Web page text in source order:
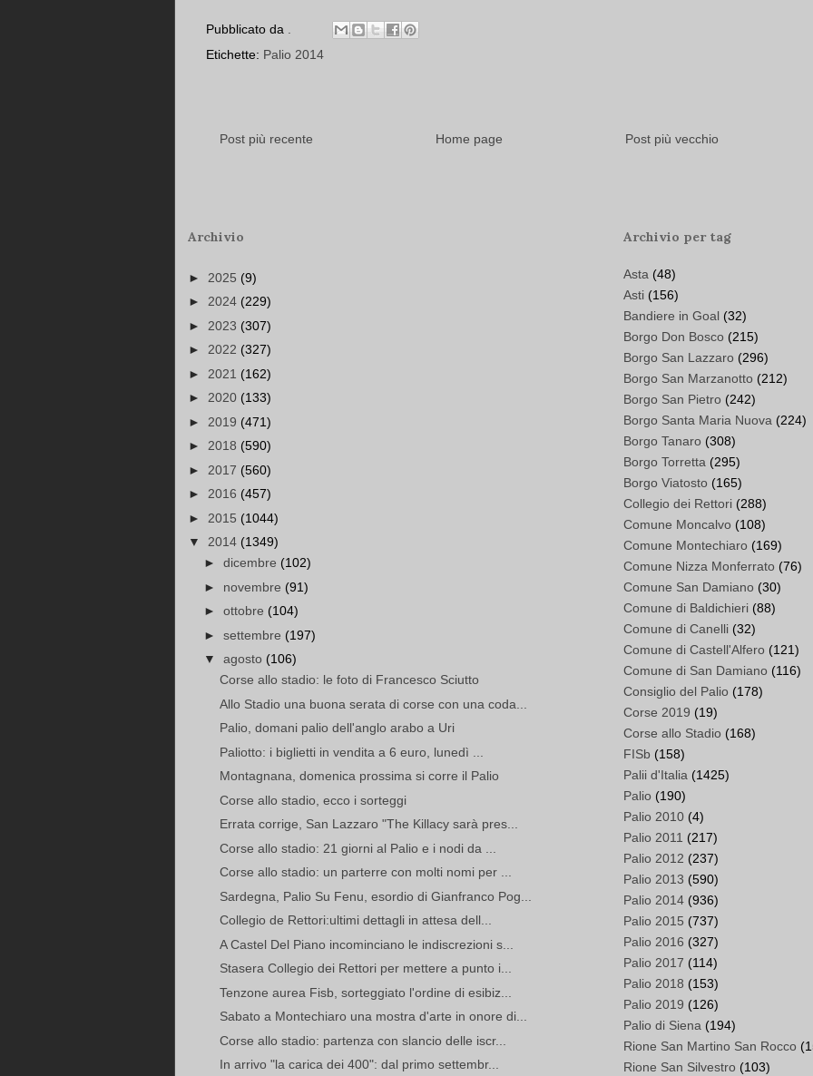
Pubblicato da
Etichette: Palio 2014
Post più recente Post più vecchio
Home page
Archivio
► 2025 (9)
► 2024 (229)
► 2023 (307)
► 2022 (327)
► 2021 (162)
► 2020 (133)
► 2019 (471)
► 2018 (590)
► 2017 (560)
► 2016 (457)
► 2015 (1044)
▼ 2014 (1349)
► dicembre (102)
► novembre (91)
► ottobre (104)
► settembre (197)
▼ agosto (106)
Corse allo stadio: le foto di Francesco Sciutto
Allo Stadio una buona serata di corse con una coda...
Palio, domani palio dell'anglo arabo a Uri
Paliotto: i biglietti in vendita a 6 euro, lunedì ...
Montagnana, domenica prossima si corre il Palio
Corse allo stadio, ecco i sorteggi
Errata corrige, San Lazzaro "The Killacy sarà pres...
Corse allo stadio: 21 giorni al Palio e i nodi da ...
Corse allo stadio: un parterre con molti nomi per ...
Sardegna, Palio Su Fenu, esordio di Gianfranco Pog...
Collegio de Rettori:ultimi dettagli in attesa dell...
A Castel Del Piano incominciano le indiscrezioni s...
Stasera Collegio dei Rettori per mettere a punto i...
Tenzone aurea Fisb, sorteggiato l'ordine di esibiz...
Sabato a Montechiaro una mostra d'arte in onore di...
Corse allo stadio: partenza con slancio delle iscr...
In arrivo "la carica dei 400": dal primo settembr...
Archivio per tag
Asta (48)
Asti (156)
Bandiere in Goal (32)
Borgo Don Bosco (215)
Borgo San Lazzaro (296)
Borgo San Marzanotto (212)
Borgo San Pietro (242)
Borgo Santa Maria Nuova (224)
Borgo Tanaro (308)
Borgo Torretta (295)
Borgo Viatosto (165)
Collegio dei Rettori (288)
Comune Moncalvo (108)
Comune Montechiaro (169)
Comune Nizza Monferrato (76)
Comune San Damiano (30)
Comune di Baldichieri (88)
Comune di Canelli (32)
Comune di Castell'Alfero (121)
Comune di San Damiano (116)
Consiglio del Palio (178)
Corse 2019 (19)
Corse allo Stadio (168)
FISb (158)
Palii d'Italia (1425)
Palio (190)
Palio 2010 (4)
Palio 2011 (217)
Palio 2012 (237)
Palio 2013 (590)
Palio 2014 (936)
Palio 2015 (737)
Palio 2016 (327)
Palio 2017 (114)
Palio 2018 (153)
Palio 2019 (126)
Palio di Siena (194)
Rione San Martino San Rocco
Rione San Silvestro (103)